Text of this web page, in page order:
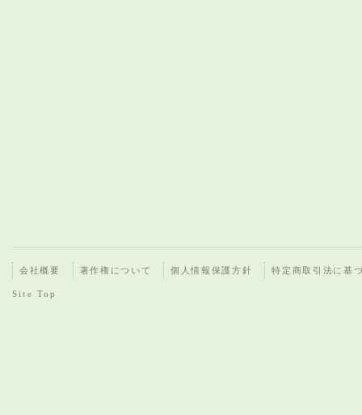
会社概要 著作権について 個人情報保護方針 特定商取引法に基
Site Top